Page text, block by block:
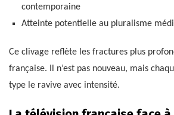
contemporaine
Atteinte potentielle au pluralisme
Ce clivage reflète les fractures plus
française. Il n’est pas nouveau, mais
type le ravive avec intensité.